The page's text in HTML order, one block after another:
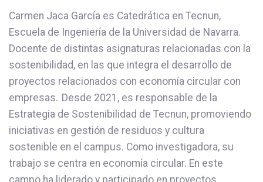
Carmen Jaca García es Catedrática en Tecnun,
Escuela de Ingeniería de la Universidad de Navarra.
Docente de distintas asignaturas relacionadas con la
sostenibilidad, en las que integra el desarrollo de
proyectos relacionados con economía circular con
empresas. Desde 2021, es responsable de la
Estrategia de Sostenibilidad de Tecnun, promoviendo
iniciativas en gestión de residuos y cultura
sostenible en el campus. Como investigadora, su
trabajo se centra en economía circular. En este
campo ha liderado y participado en proyectos